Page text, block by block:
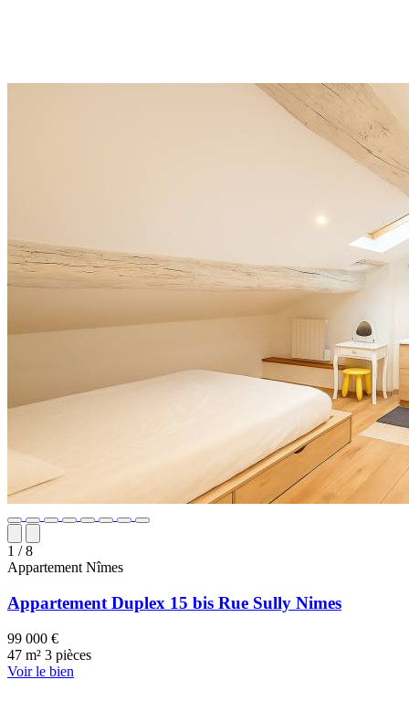
1 / 8
Appartement Nîmes
Appartement Duplex 15 bis Rue Sully Nimes
99 000 €
47 m² 3 pièces
Voir le bien